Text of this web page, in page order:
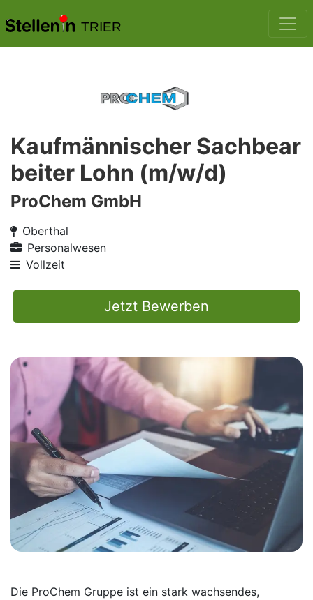
TRIER
Kaufmännischer Sachbear
beiter Lohn (m/w/d)
ProChem GmbH
Oberthal
Personalwesen
Vollzeit
Jetzt Bewerben
Die ProChem Gruppe ist ein stark wachsendes,